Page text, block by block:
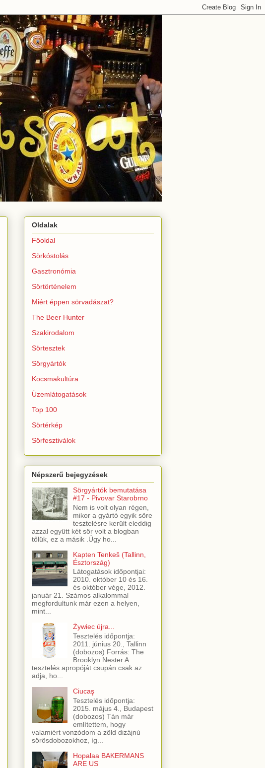
Oldalak
Főoldal
Sörkóstolás
Gasztronómia
Sörtörténelem
Miért éppen sörvadászat?
The Beer Hunter
Szakirodalom
Sörtesztek
Sörgyártók
Kocsmakultúra
Üzemlátogatások
Top 100
Sörtérkép
Sörfesztiválok
Népszerű bejegyzések
Sörgyártók bemutatása
#17 - Pivovar Starobrno
Nem is volt olyan régen,
mikor a gyártó egyik söre
tesztelésre került eleddig
azzal együtt két sör volt a blogban
tőlük, ez a másik .Úgy ho...
Kapten Tenkeš (Tallinn,
Észtország)
Látogatások időpontjai:
2010. október 10 és 16.
és október vége, 2012.
január 21. Számos alkalommal
megfordultunk már ezen a helyen,
mint...
Żywiec újra...
Tesztelés időpontja:
2011. június 20., Tallinn
(dobozos) Forrás: The
Brooklyn Nester A
tesztelés apropóját csupán csak az
adja, ho...
Ciucaş
Tesztelés időpontja:
2015. május 4., Budapest
(dobozos) Tán már
említettem, hogy
valamiért vonzódom a zöld dizájnú
sörösdobozokhoz, íg...
Hopalaa BAKERMANS
ARE US